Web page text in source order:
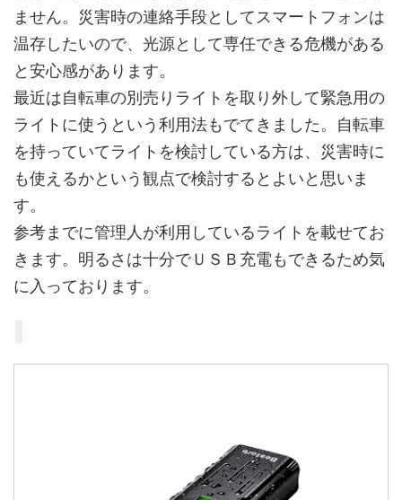
ません。災害時の連絡手段としてスマートフォンは
温存したいので、光源として専任できる危機がある
と安心感があります。
最近は自転車の別売りライトを取り外して緊急用の
ライトに使うという利用法もでてきました。自転車
を持っていてライトを検討している方は、災害時に
も使えるかという観点で検討するとよいと思いま
す。
参考までに管理人が利用しているライトを載せてお
きます。明るさは十分でＵＳＢ充電もできるため気
に入っております。